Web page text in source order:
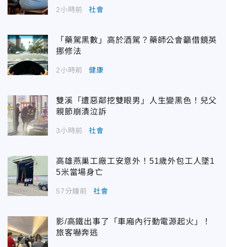
2小時前 社會
「藥駕黑數」高於酒駕？藥師公會籲借鏡英
挪修法
2小時前 健康
雙溪「遭惡鄰挖雙眼男」人生變黑色！兒父
親節崩潰泣訴
3小時前 社會
高雄燕巢工廠工安意外！51歲外包工人墜1
5米當場身亡
57分鐘前 社會
影/高鐵出事了「車廂內行動電源起火」！
旅客嚇奔逃